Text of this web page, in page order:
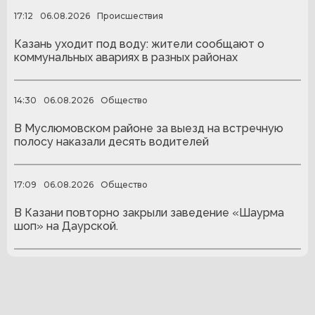
17:12 06.08.2026 Происшествия
Казань уходит под воду: жители сообщают о
коммунальных авариях в разных районах
14:30 06.08.2026 Общество
В Муслюмовском районе за выезд на встречную
полосу наказали десять водителей
17:09 06.08.2026 Общество
В Казани повторно закрыли заведение «Шаурма
шоп» на Даурской.